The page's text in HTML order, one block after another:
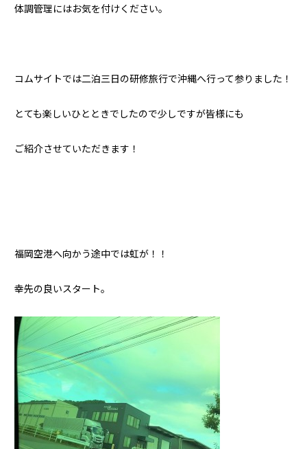
体調管理にはお気を付けください。
コムサイトでは二泊三日の研修旅行で沖縄へ行って参りました！
とても楽しいひとときでしたので少しですが皆様にも
ご紹介させていただきます！
福岡空港へ向かう途中では虹が！！
幸先の良いスタート。